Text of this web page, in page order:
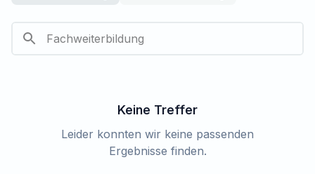
Keine Treffer
Leider konnten wir keine passenden
Ergebnisse finden.